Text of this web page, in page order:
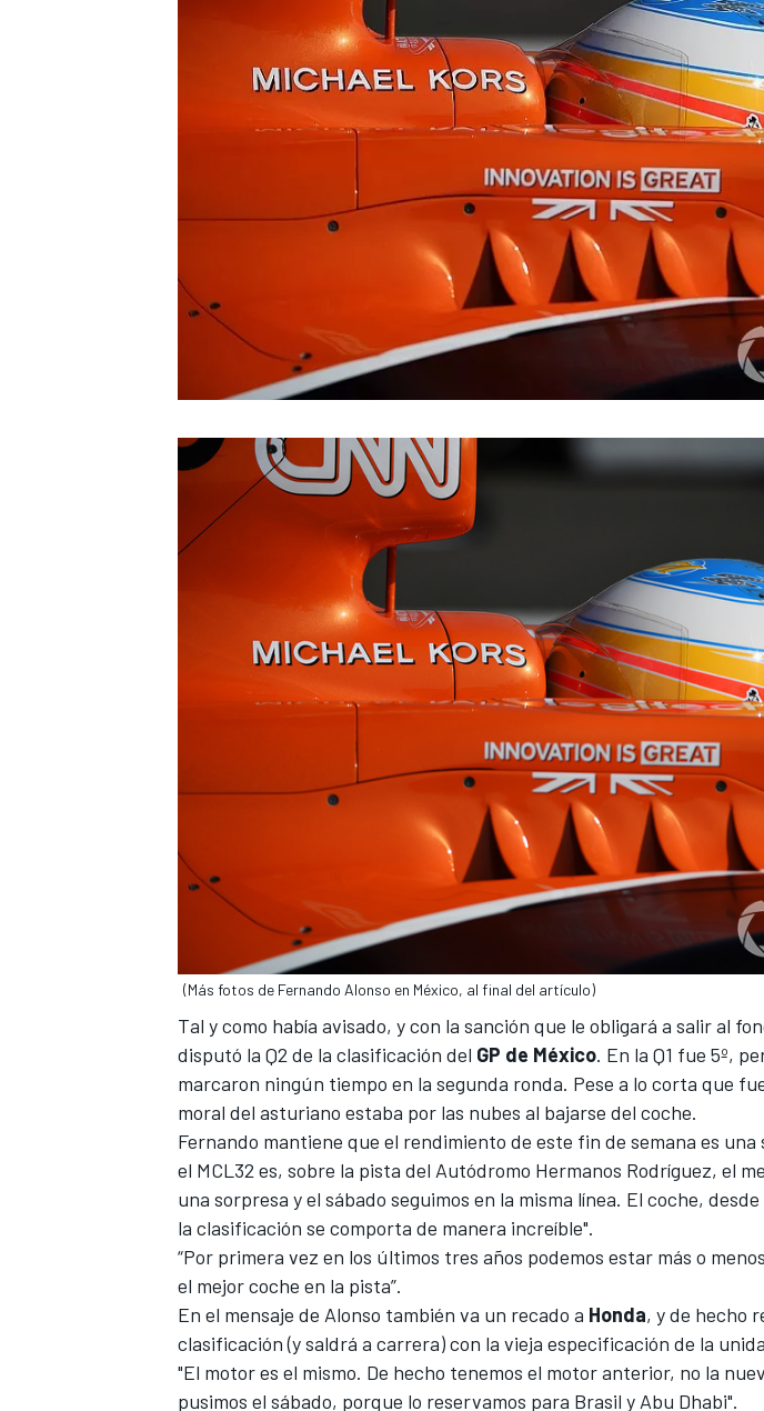
FÓRMULA E
(Más fotos de Fernando Alonso en México, al final del artículo)
Tal y como había avisado, y con la sanción que le obligará a salir al
disputó la Q2 de la clasificación del GP de México. En la Q1 fue 5º,
marcaron ningún tiempo en la segunda ronda. Pese a lo corta que
moral del asturiano estaba por las nubes al bajarse del coche.
Fernando mantiene que el rendimiento de este fin de semana es una
el MCL32 es, sobre la pista del Autódromo Hermanos Rodríguez, el
una sorpresa y el sábado seguimos en la misma línea. El coche,
la clasificación se comporta de manera increíble".
“Por primera vez en los últimos tres años podemos estar más o
el mejor coche en la pista”.
En el mensaje de Alonso también va un recado a Honda, y de hecho
clasificación (y saldrá a carrera) con la vieja especificación de la
"El motor es el mismo. De hecho tenemos el motor anterior, no la
pusimos el sábado, porque lo reservamos para Brasil y Abu Dhabi".